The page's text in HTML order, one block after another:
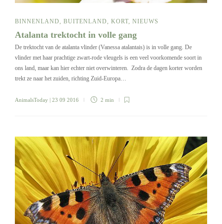
BINNENLAND, BUITENLAND, KORT, NIEUWS
Atalanta trektocht in volle gang
De trektocht van de atalanta vlinder (Vanessa atalantais) is in volle gang. De
vlinder met haar prachtige zwart-rode vleugels is een veel voorkomende soort in
ons land, maar kan hier echter niet overwinteren. Zodra de dagen korter worden
trekt ze naar het zuiden, richting Zuid-Europa…
AnimalsToday | 23 09 2016 2 min